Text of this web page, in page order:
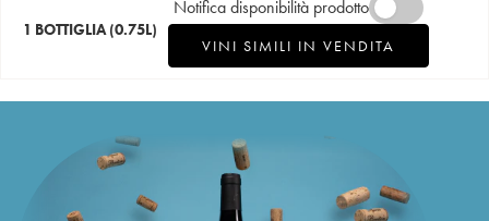
1 BOTTIGLIA (0.75L)
Notifica disponibilità prodotto
VINI SIMILI IN VENDITA